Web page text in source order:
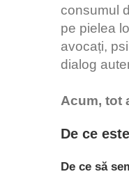
consumul
pe pielea
avocați,
dialog
Acum, tot
De ce
De ce să